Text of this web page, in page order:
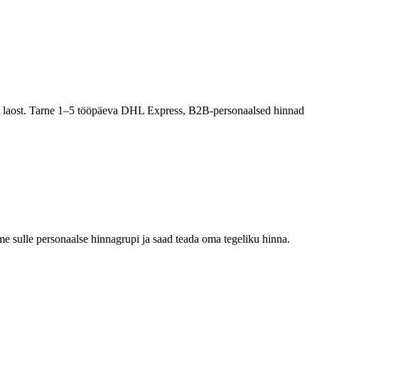
Tarne 1–5 tööpäeva DHL Express, B2B-personaalsed hinnad
personaalse hinnagrupi ja saad teada oma tegeliku hinna.